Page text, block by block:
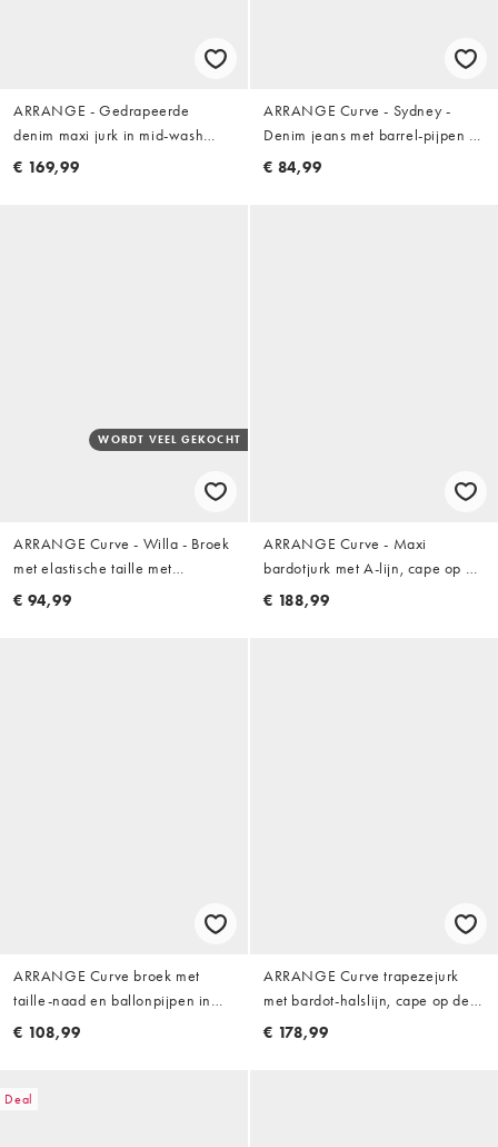
ARRANGE - Gedrapeerde
denim maxi jurk in mid-wash
blauw
€ 169,99
ARRANGE Curve - Sydney -
Denim jeans met barrel-pijpen in
blauw met lichte wassing
€ 84,99
WORDT VEEL GEKOCHT
ARRANGE Curve - Willa - Broek
met elastische taille met
trekkoord in zwart met wassing
€ 94,99
ARRANGE Curve - Maxi
bardotjurk met A-lijn, cape op de
rug en bloemenprint in geel
€ 188,99
ARRANGE Curve broek met
taille-naad en ballonpijpen in
kaki
€ 108,99
ARRANGE Curve trapezejurk
met bardot-halslijn, cape op de
rug in donkerbruin
€ 178,99
Deal